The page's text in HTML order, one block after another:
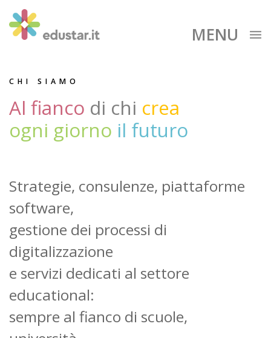
MENU
CHI SIAMO
Al fianco di chi crea
ogni giorno il futuro
Strategie, consulenze, piattaforme
software,
gestione dei processi di
digitalizzazione
e servizi dedicati al settore
educational:
sempre al fianco di scuole,